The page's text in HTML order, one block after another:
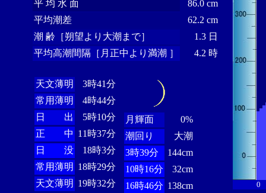
平 均 水 面
86.0 cm
平均潮差
62.2 cm
潮 齢［朔望より大潮まで］
1.3 日
平均高潮間隔［月正中より満潮 ］
4.2 時
天文薄明
3時41分
常用薄明
4時44分
日 出
5時10分
正 中 11時37分
日 没
18時3分
常用薄明 18時29分
天文薄明 19時32分
月輝面
0%
潮回り
大潮
3時39分
144cm
10時16分
32cm
16時46分 138cm
0